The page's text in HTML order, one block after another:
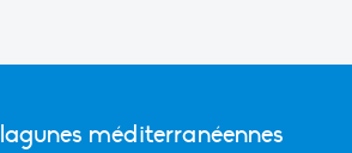
méditerranéennes